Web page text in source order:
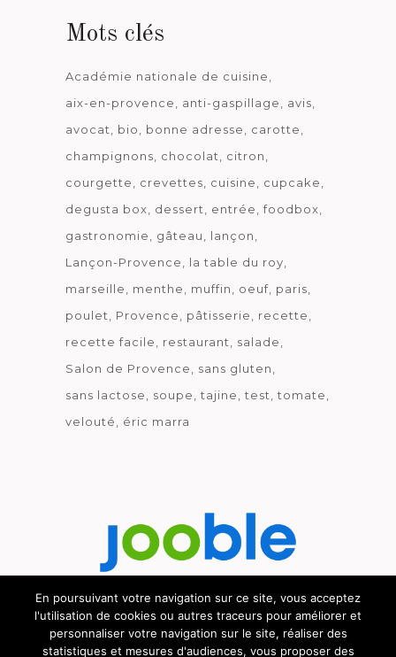
Mots clés
Académie nationale de cuisine
aix-en-provence
anti-gaspillage
avis
avocat
bio bonne adresse
carotte
champignons
chocolat
citron
courgette
crevettes cuisine
cupcake
degusta box
dessert entrée
foodbox
gastronomie
gâteau
lançon
Lançon-Provence
la table du roy
marseille
menthe muffin oeuf paris
poulet
Provence pâtisserie
recette
recette facile
restaurant
salade
Salon de Provence
sans gluten
sans lactose
soupe tajine test
tomate
velouté
éric marra
Découvrez le métier de la cuisine.
En poursuivant votre navigation sur ce site, vous acceptez
l'utilisation de cookies ou autres traceurs pour améliorer et
personnaliser votre navigation sur le site, réaliser des
statistiques et mesures d'audiences, vous proposer des